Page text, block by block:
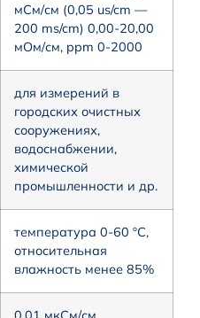
мСм/см (0,05 us/cm —
200 ms/cm) 0,00-20,00
мОм/см, ppm 0-2000
для измерений в
городских очистных
сооружениях,
водоснабжении,
химической
промышленности и др.
температура 0-60 ºC,
относительная
влажность менее 85%